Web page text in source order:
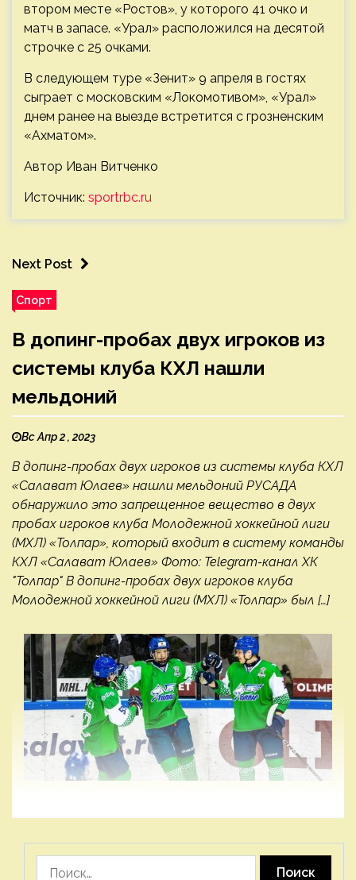
втором месте «Ростов», у которого 41 очко и
матч в запасе. «Урал» расположился на десятой
строчке с 25 очками.
В следующем туре «Зенит» 9 апреля в гостях
сыграет с московским «Локомотивом», «Урал»
днем ранее на выезде встретится с грозненским
«Ахматом».
Автор Иван Витченко
Источник: sportrbc.ru
Next Post
Спорт
В допинг-пробах двух игроков из
системы клуба КХЛ нашли
мельдоний
Вс Апр 2 , 2023
В допинг-пробах двух игроков из системы клуба КХЛ
«Салават Юлаев» нашли мельдоний РУСАДА
обнаружило это запрещенное вещество в двух
пробах игроков клуба Молодежной хоккейной лиги
(МХЛ) «Толпар», который входит в систему команды
КХЛ «Салават Юлаев» Фото: Telegram-канал ХК
"Толпар" В допинг-пробах двух игроков клуба
Молодежной хоккейной лиги (МХЛ) «Толпар» был […]